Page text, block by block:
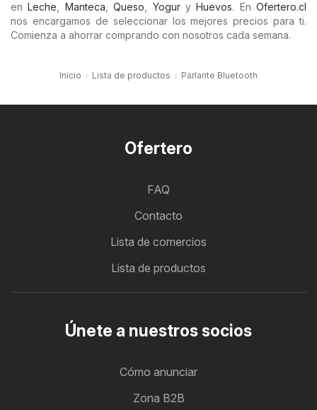
enLeche Manteca ,Queso YoguryHuevos. En Ofertero.cl
nos encargamos de seleccionar los mejores precios para ti.
Comienza a ahorrar comprando con nosotros cada semana.
Inicio Lista de productos Parlante Bluetooth
Ofertero
FAQ
Contacto
Lista de comercios
Lista de productos
Únete a nuestros socios
Cómo anunciar
Zona B2B